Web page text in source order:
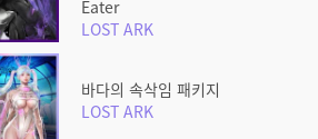
Eater
LOST ARK
바다의 속삭임 패키지
LOST ARK